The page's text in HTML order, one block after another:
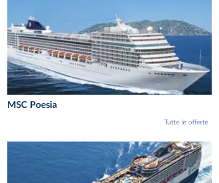
MSC Poesia
Tutte le offerte